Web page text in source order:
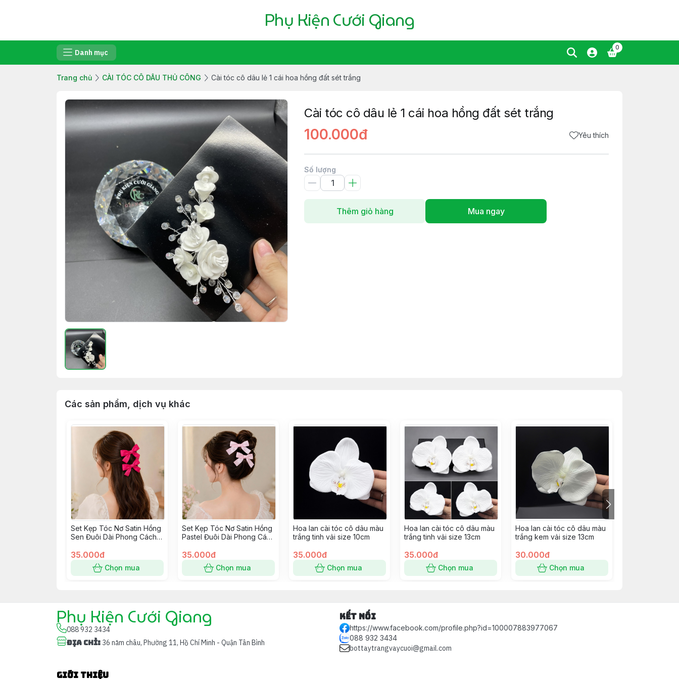
Phụ Kiện Cưới Giang
Danh mục
0
Trang chủ CÀI TÓC CÔ DÂU THỦ CÔNG Cài tóc cô dâu lẻ 1 cái hoa hồng đất sét trắng
Cài tóc cô dâu lẻ 1 cái hoa hồng đất sét trắng
100.000đ Yêu thích
Số lượng
Thêm giỏ hàng Mua ngay
Các sản phẩm, dịch vụ khác
Set Kẹp Tóc Nơ Satin Hồng
Sen Đuôi Dài Phong Cách
35.000đ
Chọn mua
Set Kẹp Tóc Nơ Satin Hồng
Pastel Đuôi Dài Phong Cách
35.000đ
Chọn mua
Hoa lan cài tóc cô dâu màu
trắng tinh vải size 10cm
35.000đ
Chọn mua
Hoa lan cài tóc cô dâu màu
trắng tinh vải size 13cm
35.000đ
Chọn mua
Hoa lan cài tóc cô dâu màu
trắng kem vải size 13cm
30.000đ
Chọn mua
Phụ Kiện Cưới Giang
088 932 3434
Địa chỉ: 36 năm châu, Phường 11, Hồ Chí Minh - Quận Tân Bình
Kết nối
https://www.facebook.com/profile.php?id=100007883977067
088 932 3434
bottaytrangvaycuoi@gmail.com
Giới thiệu